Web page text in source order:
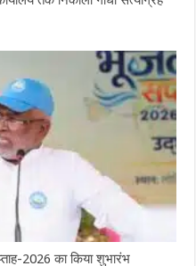
2026 का किया शुभारंभ